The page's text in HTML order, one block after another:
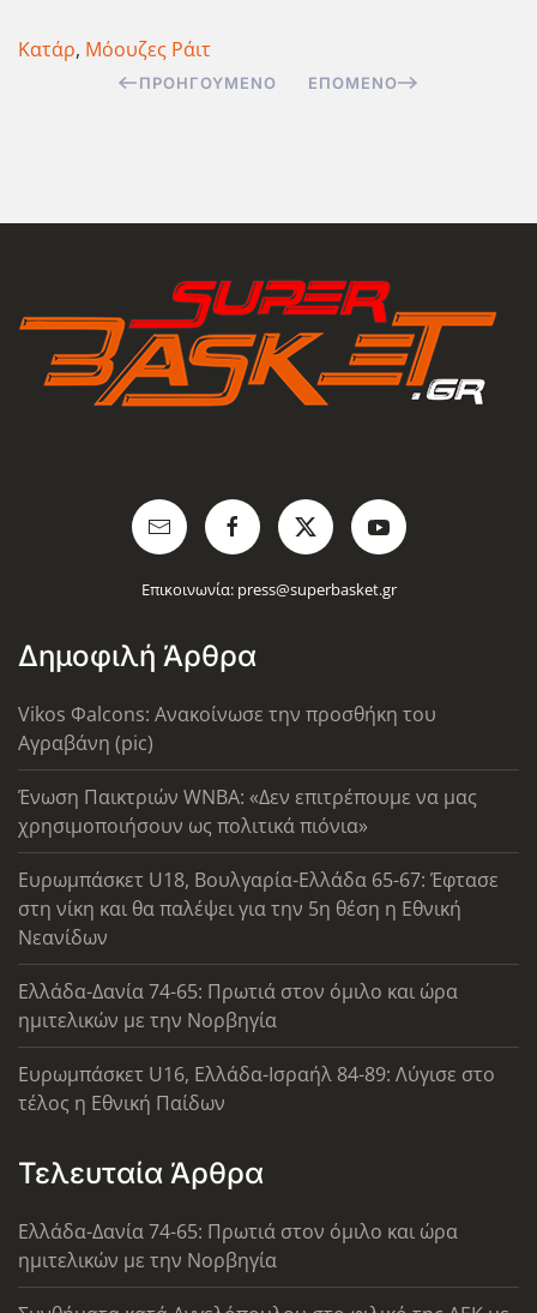
Κατάρ, Μόουζες Ράιτ
ΠΡΟΗΓΟΎΜΕΝΟ ΕΠΌΜΕΝΟ
Επικοινωνία: press@superbasket.gr
Δημοφιλή Άρθρα
Vikos Φalcons: Ανακοίνωσε την προσθήκη του
Αγραβάνη (pic)
Ένωση Παικτριών WNBA: «Δεν επιτρέπουμε να μας
χρησιμοποιήσουν ως πολιτικά πιόνια»
Ευρωμπάσκετ U18, Βουλγαρία-Ελλάδα 65-67: Έφτασε
στη νίκη και θα παλέψει για την 5η θέση η Εθνική
Νεανίδων
Ελλάδα-Δανία 74-65: Πρωτιά στον όμιλο και ώρα
ημιτελικών με την Νορβηγία
Ευρωμπάσκετ U16, Ελλάδα-Ισραήλ 84-89: Λύγισε στο
τέλος η Εθνική Παίδων
Τελευταία Άρθρα
Ελλάδα-Δανία 74-65: Πρωτιά στον όμιλο και ώρα
ημιτελικών με την Νορβηγία